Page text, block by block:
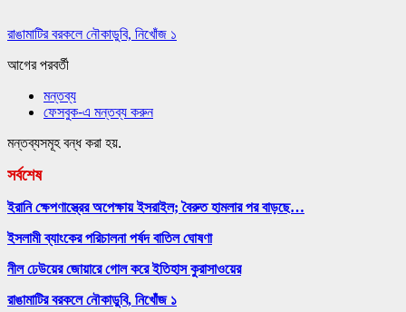
রাঙামাটির বরকলে নৌকাডুবি, নিখোঁজ ১
আগেরপরবর্তী
মন্তব্য
ফেসবুক-এ মন্তব্য করুন
মন্তব্যসমূহ বন্ধ করা হয়.
সর্বশেষ
ইরানি ক্ষেপণাস্ত্রের অপেক্ষায় ইসরাইল; বৈরুত হামলার পর বাড়ছে…
ইসলামী ব্যাংকের পরিচালনা পর্ষদ বাতিল ঘোষণা
নীল ঢেউয়ের জোয়ারে গোল করে ইতিহাস কুরাসাওয়ের
রাঙামাটির বরকলে নৌকাডুবি, নিখোঁজ ১